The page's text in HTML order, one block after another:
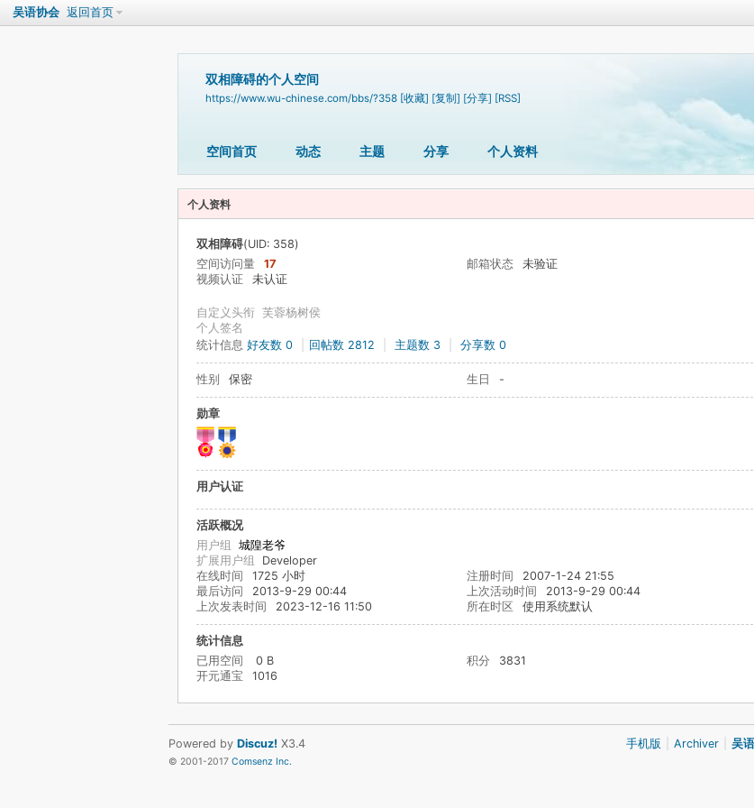
吴语协会 返回首页
双相障碍的个人空间
https://www.wu-chinese.com/bbs/?358 [收藏] [复制] [分享] [RSS]
空间首页 动态 主题 分享 个人资料
个人资料
双相障碍(UID: 358)
空间访问量
17 邮箱状态
未验证
视频认证
未认证
自定义头衔 芙蓉杨树侯
个人签名
统计信息 好友数 0 回帖数 2812 主题数 3 分享数 0
性别 保密 生日 -
勋章
用户认证
活跃概况
用户组 城隍老爷
扩展用户组 Developer
在线时间
1725 小时 注册时间
2007-1-24 21:55
最后访问
2013-9-29 00:44 上次活动时间
2013-9-29 00:44
上次发表时间
2023-12-16 11:50 所在时区 使用系统默认
统计信息
已用空间
0 B 积分
3831
开元通宝
1016
手机版 Archiver 吴
Powered by Discuz! X3.4
© 2001-2017 Comsenz Inc.